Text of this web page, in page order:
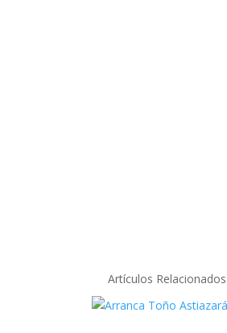
Artículos Relacionados